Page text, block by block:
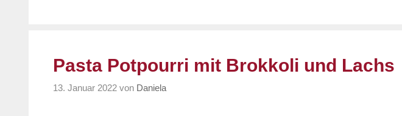
Pasta Potpourri mit Brokkoli und Lachs
13. Januar 2022 von Daniela